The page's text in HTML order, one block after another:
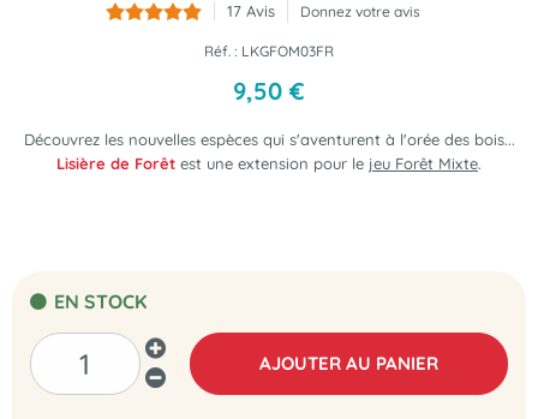
17 Avis Donnez votre avis
Réf. : LKGFOM03FR
9,50 €
Découvrez les nouvelles espèces qui s'aventurent à l'orée des bois...
Lisière de Forêt est une extension pour le jeu Forêt Mixte.
EN STOCK
AJOUTER AU PANIER